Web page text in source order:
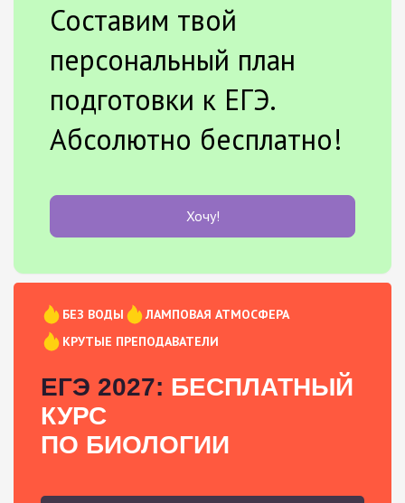
Составим твой
персональный план
подготовки к ЕГЭ.
Абсолютно бесплатно!
Хочу!
БЕЗ ВОДЫ
ЛАМПОВАЯ АТМОСФЕРА
КРУТЫЕ ПРЕПОДАВАТЕЛИ
ЕГЭ 2027: БЕСПЛАТНЫЙ
КУРС
ПО БИОЛОГИИ